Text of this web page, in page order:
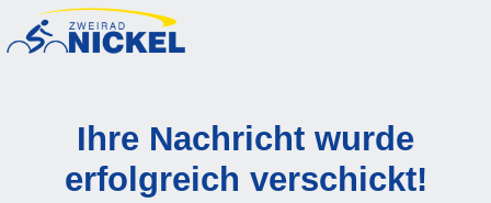
Ihre Nachricht wurde
erfolgreich verschickt!